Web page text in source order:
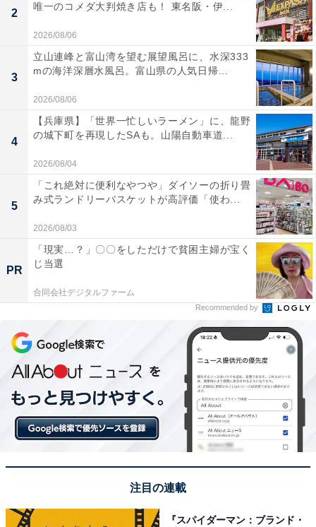
2
唯一のコメダ大判焼き店も！ 東名阪・伊...
2026/08/06
3
立山連峰と富山湾を望む展望風呂に、水深333
mの海洋深層水風呂。富山県の人気日帰...
2026/08/06
4
【兵庫県】「世界一忙しいラーメン」に、龍野
の城下町を再現したSAも。山陽自動車道...
2026/08/04
5
「これ絶対に便利なやつや」ダイソーの折り畳
み式ランドリーバスケットが高評価「使わ...
2026/08/03
PR
「現実…？」〇〇をしただけで貧困主婦が宝く
じ当選
合同会社デジタルファーム
Recommended by
注目の連載
『スパイダーマン：ブランド・